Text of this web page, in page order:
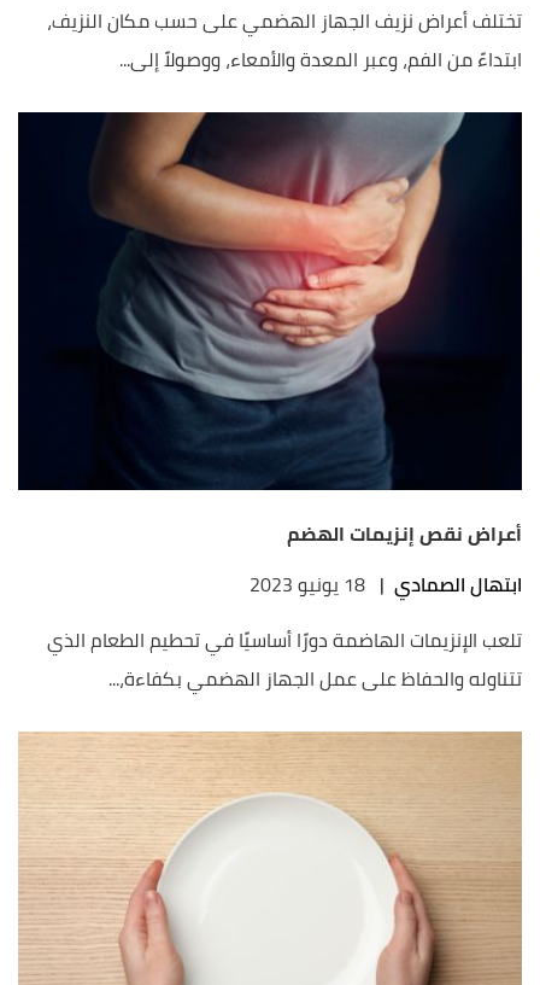
تختلف أعراض نزيف الجهاز الهضمي على حسب مكان النزيف،
ابتداءً من الفم، وعبر المعدة والأمعاء، ووصولاً إلى...
أعراض نقص إنزيمات الهضم
ابتهال الصمادي | 18 يونيو 2023
تلعب الإنزيمات الهاضمة دورًا أساسيًا في تحطيم الطعام الذي
تتناوله والحفاظ على عمل الجهاز الهضمي بكفاءة،...